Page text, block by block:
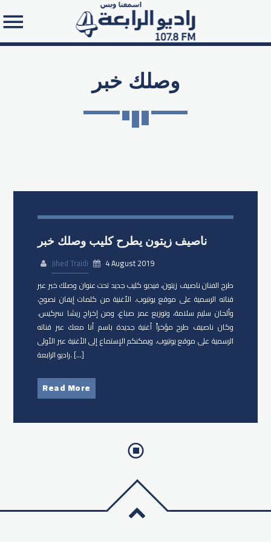
وصلك خبر
ناصيف زيتون يطرح كليب وصلك خبر
Jihed Traidi
4 August 2019
طرح الفنان ناصيف زيتون، فيديو كليب جديد تحت عنوان وصلك خبر عبر
قناته الرسمية على موقع يوتيوب. الأغنية من كلمات إيفان نصوح،
وألحان سليم سلامة، وتوزيع عمر صباغ، ومن إخراج ريشا سركيس.
وكان ناصيف طرح مؤخراً أغنية جديدة باسم أنا معك عبر قناته
الرسمية على موقع يوتيوب. ويمكنكم الإستماع إلى الأغنية عبر الأولى
راديو الرابعة. […]
Read More